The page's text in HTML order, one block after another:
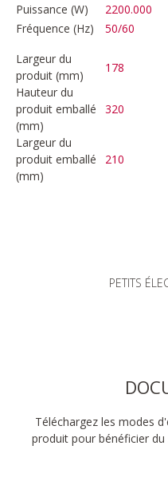
Puissance (W) 2200.000
Fréquence (Hz)
50/60
Largeur du
produit (mm)
178
Hauteur du
produit emballé
(mm)
320
Largeur du
produit emballé
(mm)
210
PETITS
Téléchargez les modes
produit pour bénéficier